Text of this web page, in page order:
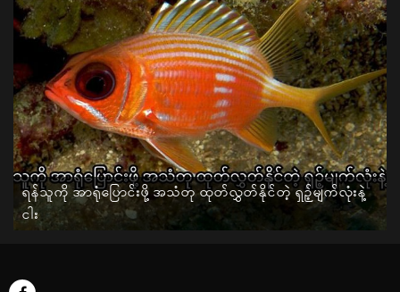
ရန်သူကို အာရုံပြောင်းဖို့ အသံတု ထုတ်လွှတ်နိုင်တဲ့ ရှဉ့်မျက်လုံးနဲ့
ငါး